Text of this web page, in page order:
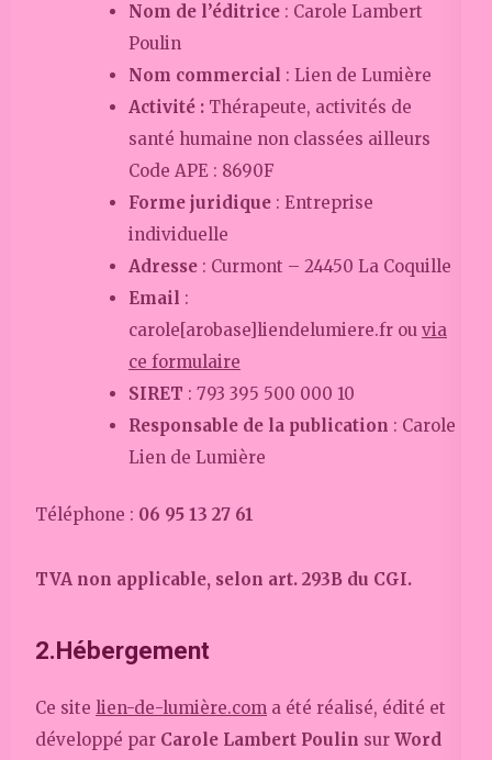
Nom de l’éditrice : Carole Lambert
Poulin
Nom commercial : Lien de Lumière
Activité : Thérapeute, activités de
santé humaine non classées ailleurs
Code APE : 8690F
Forme juridique : Entreprise
individuelle
Adresse : Curmont – 24450 La Coquille
Email :
carole[arobase]liendelumiere.fr ou via
ce formulaire
SIRET : 793 395 500 000 10
Responsable de la publication : Carole
Lien de Lumière
Téléphone : 06 95 13 27 61
TVA non applicable, selon art. 293B du CGI.
2.Hébergement
Ce site lien-de-lumière.com a été réalisé, édité et
développé par Carole Lambert Poulin sur Word